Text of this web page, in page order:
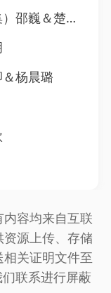
巍＆楚瑷旭
杨晨璐
容均来自互联
源上传、存储
关证明文件至
联系进行屏蔽